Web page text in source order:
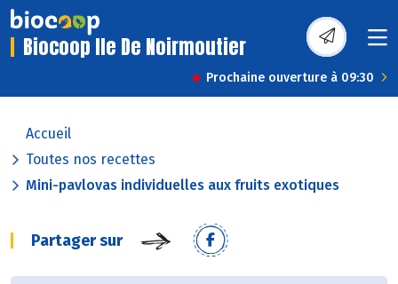
Biocoop Ile De Noirmoutier
Prochaine ouverture à 09:30
Accueil
Toutes nos recettes
Mini-pavlovas individuelles aux fruits exotiques
Partager sur